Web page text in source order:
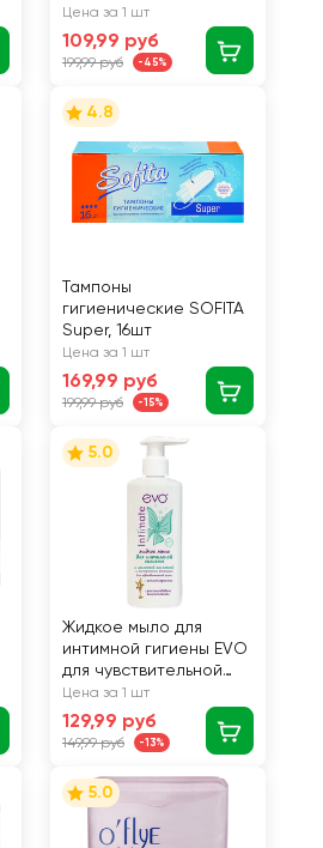
ультратонкие, 10шт
Цена за 1 шт
109,99 руб
199,99 руб -45%
4.8
Тампоны
гигиенические SOFITA
Super, 16шт
Цена за 1 шт
169,99 руб
199,99 руб -15%
5.0
Жидкое мыло для
интимной гигиены EVO
для чувствительной
кожи, 200мл
Цена за 1 шт
129,99 руб
149,99 руб -13%
5.0